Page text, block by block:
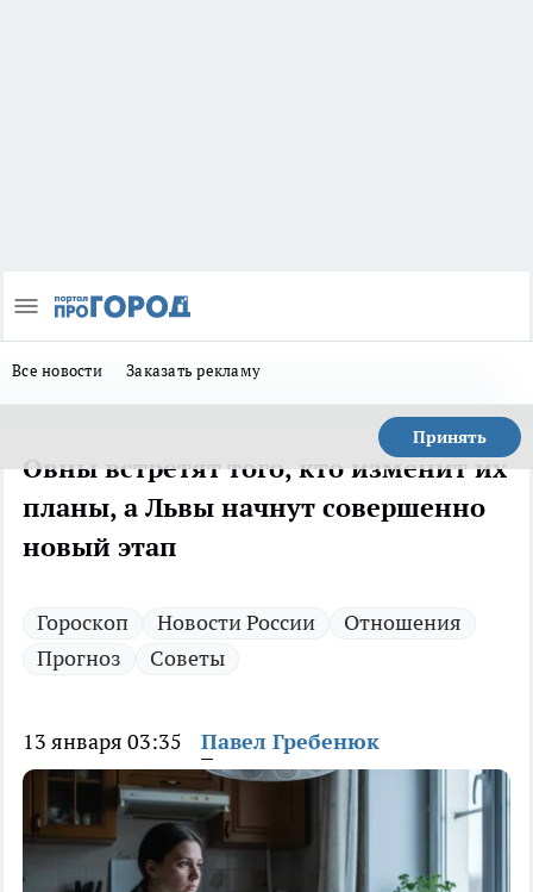
Все новости Заказать рекламу
Принять
Овны встретят того, кто изменит их
планы, а Львы начнут совершенно
новый этап
Гороскоп Новости России
Отношения
Прогноз
Советы
13 января 03:35 Павел Гребенюк